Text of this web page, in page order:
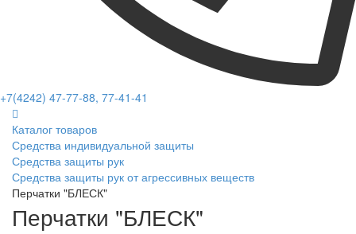
+7(4242) 47-77-88, 77-41-41
Каталог товаров
Средства индивидуальной защиты
Средства защиты рук
Средства защиты рук от агрессивных веществ
Перчатки "БЛЕСК"
Перчатки "БЛЕСК"